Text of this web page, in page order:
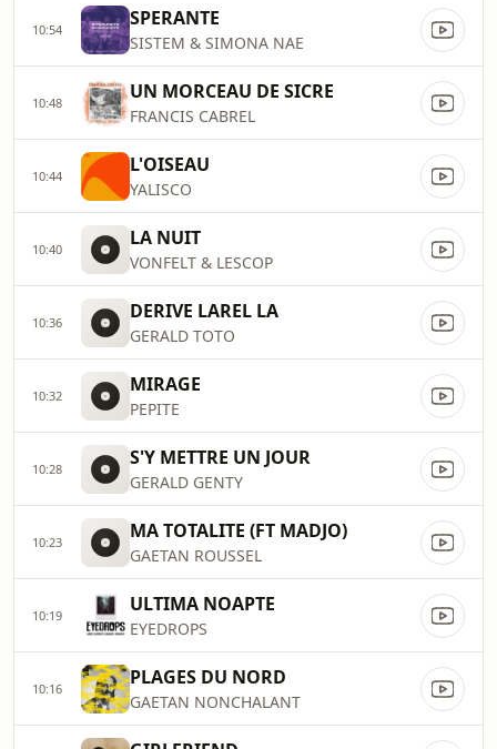
10:54 SPERANTE
SISTEM & SIMONA NAE
10:48 UN MORCEAU DE SICRE
FRANCIS CABREL
10:44 L'OISEAU
YALISCO
10:40 LA NUIT
VONFELT & LESCOP
10:36 DERIVE LAREL LA
GERALD TOTO
10:32 MIRAGE
PEPITE
10:28 S'Y METTRE UN JOUR
GERALD GENTY
10:23 MA TOTALITE (FT MADJO)
GAETAN ROUSSEL
10:19 ULTIMA NOAPTE
EYEDROPS
10:16 PLAGES DU NORD
GAETAN NONCHALANT